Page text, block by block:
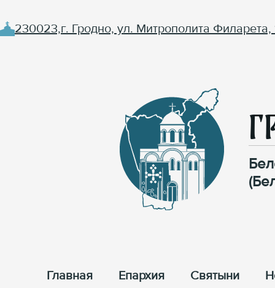
230023,г. Гродно, ул. Митрополита Филарета,
Главная Епархия Cвятыни